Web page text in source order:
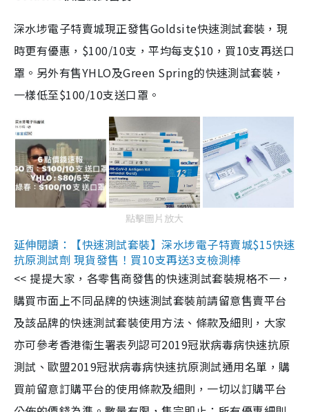
深水埗電子特賣城現正發售Goldsite快速測試套裝，現
時更有優惠，$100/10支，平均每支$10，買10支再送口
罩。另外有售YHLO及Green Spring的快速測試套裝，
一樣低至$100/10支送口罩。
點擊圖片放大
延伸閱讀：【快速測試套裝】深水埗電子特賣城$15快速
抗原測試劑 現貨發售！買10支再送3支檢測棒
<< 提提大家，各零售商發售的快速測試套裝規格不一，
購買市面上不同品牌的快速測試套裝前請留意售賣平台
及該品牌的快速測試套裝使用方法、條款及細則，大家
亦可參考香港衞生署表列認可2019冠狀病毒病快速抗原
測試、歐盟2019冠狀病毒病快速抗原測試通用名單，購
買前留意訂購平台的使用條款及細則，一切以訂購平台